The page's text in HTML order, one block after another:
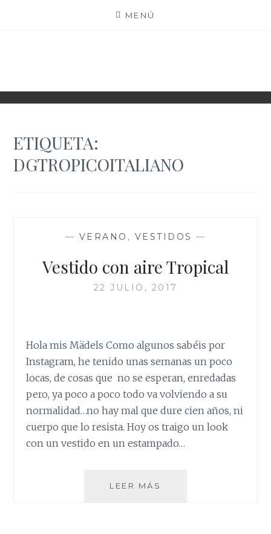
MENÚ
ETIQUETA:
DGTROPICOITALIANO
— VERANO , VESTIDOS —
Vestido con aire Tropical
22 JULIO, 2017
Hola mis Mädels Como algunos sabéis por
Instagram, he tenido unas semanas un poco
locas, de cosas que no se esperan, enredadas
pero, ya poco a poco todo va volviendo a su
normalidad…no hay mal que dure cien años, ni
cuerpo que lo resista. Hoy os traigo un look
con un vestido en un estampado…
LEER MÁS